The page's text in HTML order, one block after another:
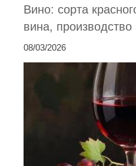
Вино: сорта
вина,
08/03/2026